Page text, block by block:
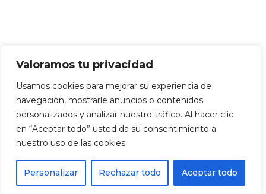
Valoramos tu privacidad
Usamos cookies para mejorar su experiencia de
navegación, mostrarle anuncios o contenidos
personalizados y analizar nuestro tráfico. Al hacer clic
en “Aceptar todo” usted da su consentimiento a
nuestro uso de las cookies.
Personalizar Rechazar todo Aceptar todo